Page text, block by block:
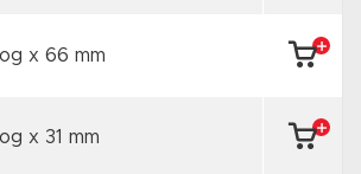
x 66 mm
x 31 mm